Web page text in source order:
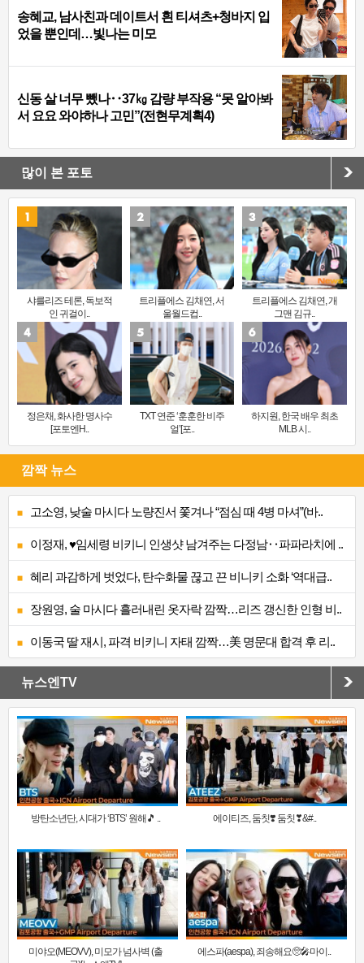
송혜교, 남사친과 데이트서 흰 티셔츠+청바지 입
었을 뿐인데…빛나는 미모
신동 살 너무 뺐나‥37㎏ 감량 부작용 “못 알아봐
서 요요 와야하나 고민”(전현무계획4)
많이 본 포토
샤를리즈 테론, 독보적
인 귀걸이..
트리플에스 김채연, 서
울월드컵..
트리플에스 김채연, 개
그맨 김규..
정은채, 화사한 명사수
[포토엔H..
TXT 연준 ‘훈훈한 비주
얼’[포..
하지원, 한국 배우 최초
MLB 시..
깜짝 뉴스
고소영, 낮술 마시다 노량진서 쫓겨나 “점심 때 4병 마셔”(바..
이정재, ♥임세령 비키니 인생샷 남겨주는 다정남‥파파라치에 ..
혜리 과감하게 벗었다, 탄수화물 끊고 끈 비니키 소화 ‘역대급..
장원영, 술 마시다 흘러내린 옷자락 깜짝…리즈 갱신한 인형 비..
이동국 딸 재시, 파격 비키니 자태 깜짝…美 명문대 합격 후 리..
뉴스엔TV
방탄소년단, 시대가 ‘BTS’ 원해🎵 .. 에이티즈, 둠칫❣️ 둠칫❣&#..
미야오(MEOVV), 미모가 넘사벽 (출
에스파(aespa), 죄송해요🥺🎤마이..